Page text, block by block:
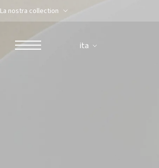
La nostra collection
ROBERTO NALDI COLLECTION
ita